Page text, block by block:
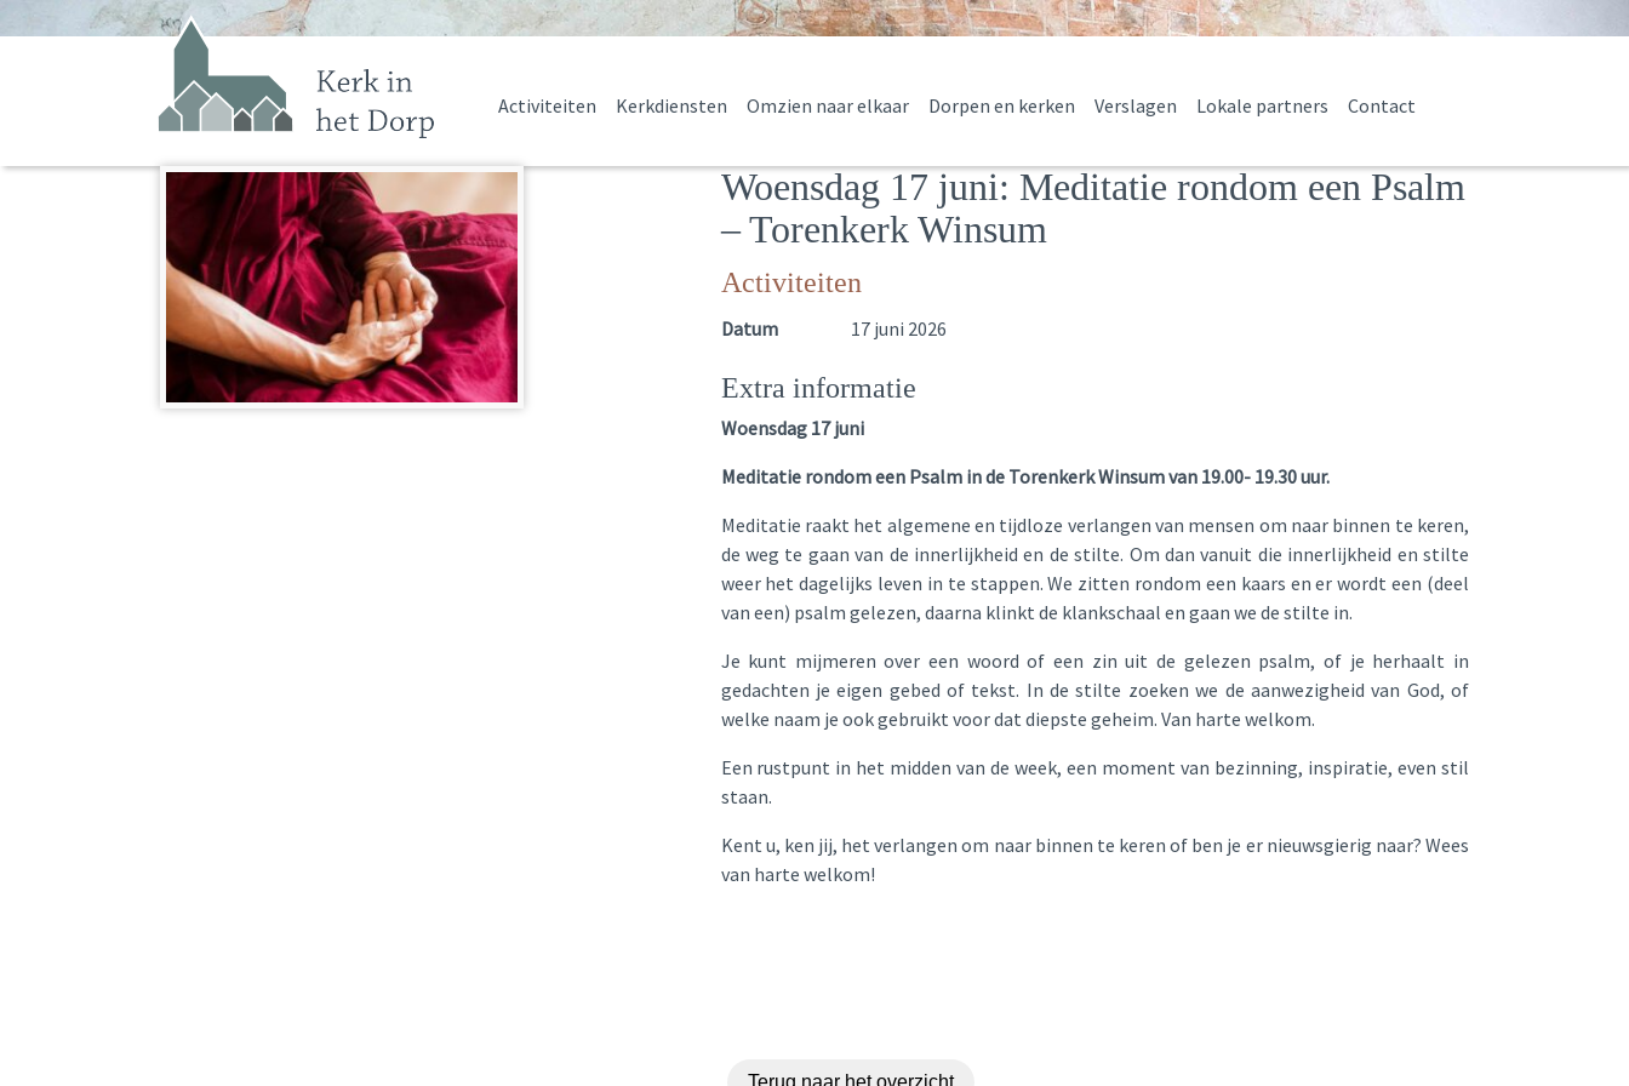
Activiteiten Kerkdiensten Omzien naar elkaar Dorpen en kerken Verslagen Lokale partners Contact
Woensdag 17 juni: Meditatie rondom een Psalm
– Torenkerk Winsum
Activiteiten
Datum 17 juni 2026
Extra informatie
Woensdag 17 juni
Meditatie rondom een Psalm in de Torenkerk Winsum van 19.00- 19.30 uur.
Meditatie raakt het algemene en tijdloze verlangen van mensen om naar binnen te keren,
de weg te gaan van de innerlijkheid en de stilte. Om dan vanuit die innerlijkheid en stilte
weer het dagelijks leven in te stappen. We zitten rondom een kaars en er wordt een (deel
van een) psalm gelezen, daarna klinkt de klankschaal en gaan we de stilte in.
Je kunt mijmeren over een woord of een zin uit de gelezen psalm, of je herhaalt in
gedachten je eigen gebed of tekst. In de stilte zoeken we de aanwezigheid van God, of
welke naam je ook gebruikt voor dat diepste geheim. Van harte welkom.
Een rustpunt in het midden van de week, een moment van bezinning, inspiratie, even stil
staan.
Kent u, ken jij, het verlangen om naar binnen te keren of ben je er nieuwsgierig naar? Wees
van harte welkom!
Terug naar het overzicht